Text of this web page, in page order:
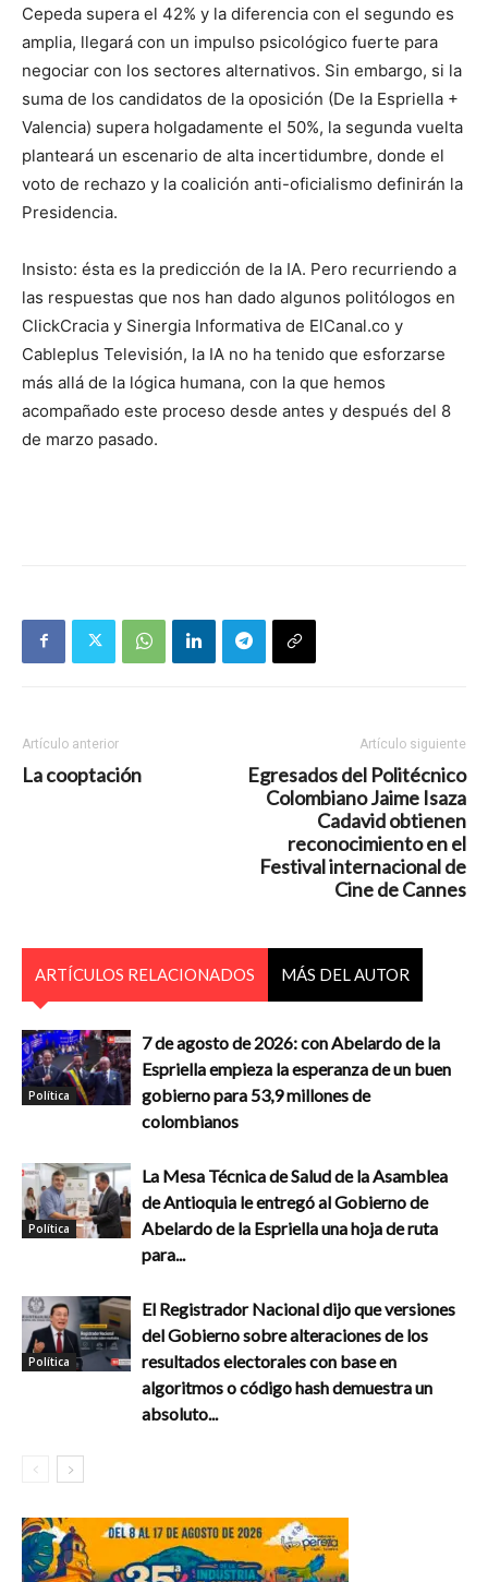
Cepeda supera el 42% y la diferencia con el segundo es
amplia, llegará con un impulso psicológico fuerte para
negociar con los sectores alternativos. Sin embargo, si la
suma de los candidatos de la oposición (De la Espriella +
Valencia) supera holgadamente el 50%, la segunda vuelta
planteará un escenario de alta incertidumbre, donde el
voto de rechazo y la coalición anti-oficialismo definirán la
Presidencia.
Insisto: ésta es la predicción de la IA. Pero recurriendo a
las respuestas que nos han dado algunos politólogos en
ClickCracia y Sinergia Informativa de ElCanal.co y
Cableplus Televisión, la IA no ha tenido que esforzarse
más allá de la lógica humana, con la que hemos
acompañado este proceso desde antes y después del 8
de marzo pasado.
Artículo anterior
La cooptación
Artículo siguiente
Egresados del Politécnico
Colombiano Jaime Isaza
Cadavid obtienen
reconocimiento en el
Festival internacional de
Cine de Cannes
ARTÍCULOS RELACIONADOS MÁS DEL AUTOR
Política
7 de agosto de 2026: con Abelardo de la
Espriella empieza la esperanza de un buen
gobierno para 53,9 millones de
colombianos
Política
La Mesa Técnica de Salud de la Asamblea
de Antioquia le entregó al Gobierno de
Abelardo de la Espriella una hoja de ruta
para...
Política
El Registrador Nacional dijo que versiones
del Gobierno sobre alteraciones de los
resultados electorales con base en
algoritmos o código hash demuestra un
absoluto...